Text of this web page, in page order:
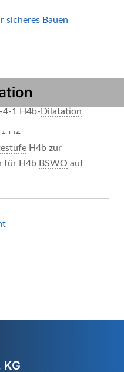
4-1 H4b- Dilatation
H4b zur
für H4b BSWO auf
KG